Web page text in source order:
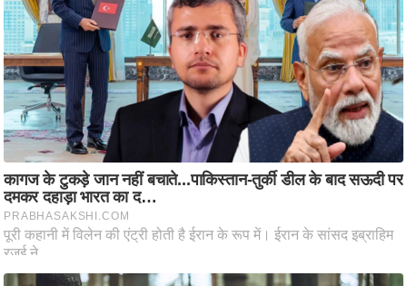
ए
म
.
आ
र
.
आ
ई
.
चा
य
प